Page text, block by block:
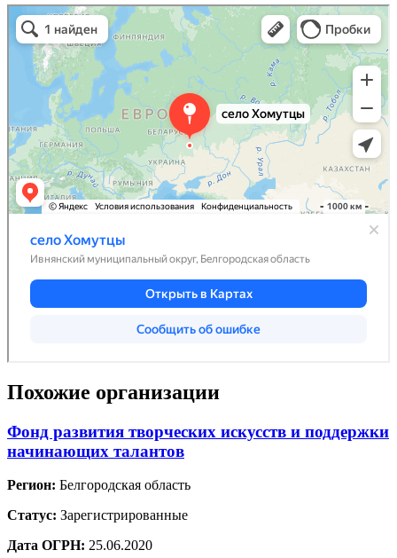
Похожие организации
Фонд развития творческих искусств и поддержки
начинающих талантов
Регион: Белгородская область
Статус: Зарегистрированные
Дата ОГРН: 25.06.2020